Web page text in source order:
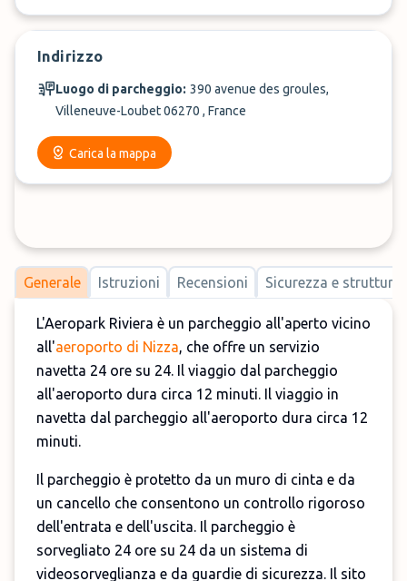
Indirizzo
Luogo di parcheggio: 390 avenue des groules,
Villeneuve-Loubet 06270 , France
Carica la mappa
Generale Istruzioni Recensioni Sicurezza e strutture
L'Aeropark Riviera è un parcheggio all'aperto vicino
all'aeroporto di Nizza, che offre un servizio
navetta 24 ore su 24. Il viaggio dal parcheggio
all'aeroporto dura circa 12 minuti. Il viaggio in
navetta dal parcheggio all'aeroporto dura circa 12
minuti.
Il parcheggio è protetto da un muro di cinta e da
un cancello che consentono un controllo rigoroso
dell'entrata e dell'uscita. Il parcheggio è
sorvegliato 24 ore su 24 da un sistema di
videosorveglianza e da guardie di sicurezza. Il sito